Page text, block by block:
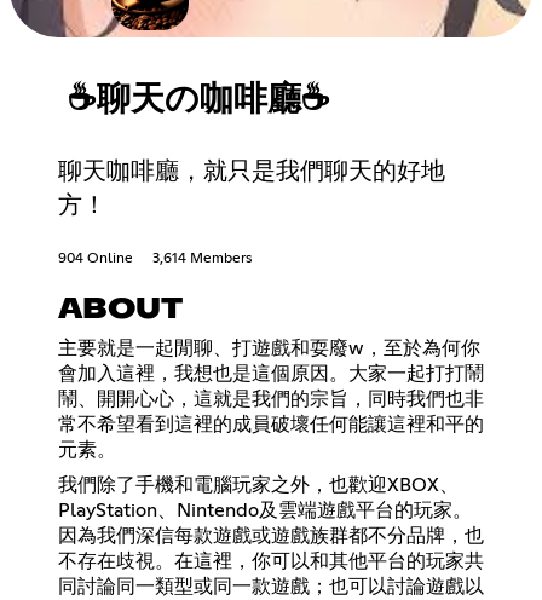
☕聊天の咖啡廳☕
聊天咖啡廳，就只是我們聊天的好地
方！
904 Online 3,614 Members
ABOUT
主要就是一起閒聊、打遊戲和耍廢w，至於為何你
會加入這裡，我想也是這個原因。大家一起打打鬧
鬧、開開心心，這就是我們的宗旨，同時我們也非
常不希望看到這裡的成員破壞任何能讓這裡和平的
元素。
我們除了手機和電腦玩家之外，也歡迎XBOX、
PlayStation、Nintendo及雲端遊戲平台的玩家。
因為我們深信每款遊戲或遊戲族群都不分品牌，也
不存在歧視。在這裡，你可以和其他平台的玩家共
同討論同一類型或同一款遊戲；也可以討論遊戲以